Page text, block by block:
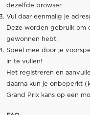
dezelfde browser.
Vul daar eenmalig je
Deze worden gebruik om
gewonnen hebt.
Speel mee door je
in te vullen!
Het registreren en
daarna kun je onbeperkt
Grand Prix kans op een